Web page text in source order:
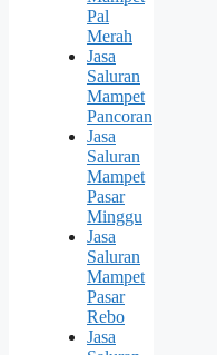
Pal
Merah
Jasa
Saluran
Mampet
Pancoran
Jasa
Saluran
Mampet
Pasar
Minggu
Jasa
Saluran
Mampet
Pasar
Rebo
Jasa